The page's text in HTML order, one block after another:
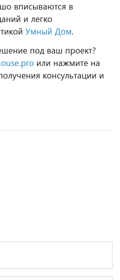
вписываются в
и легко
Умный Дом.
под ваш проект?
или нажмите на
консультации и